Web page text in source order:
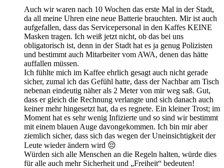
Auch wir waren nach 10 Wochen das erste Mal in der Stadt,
da all meine Uhren eine neue Batterie brauchten. Mir ist auch
aufgefallen, dass das Servicepersonal in den Kaffes KEINE
Masken tragen. Ich weiß jetzt nicht, ob das bei uns
obligatorisch ist, denn in der Stadt hat es ja genug Polizisten
und bestimmt auch Mitarbeiter vom AWA, denen das hätte
auffallen müssen.
Ich fühlte mich im Kaffee ehrlich gesagt auch nicht gerade
sicher, zumal ich das Gefühl hatte, dass der Nachbar am Tisch
nebenan eindeutig näher als 2 Meter von mir weg saß. Gut,
dass er gleich die Rechnung verlangte und sich danach auch
keiner mehr hingesetzt hat, da es regnete. Ein kleiner Trost; im
Moment hat es sehr wenig Infizierte und so sind wir bestimmt
mit einem blauen Auge davongekommen. Ich bin mir aber
ziemlich sicher, dass sich das wegen der Uneinsichtigkeit der
Leute wieder ändern wird 😔
Würden sich alle Menschen an die Regeln halten, würde dies
für alle auch mehr Sicherheit und „Freiheit“ bedeuten!